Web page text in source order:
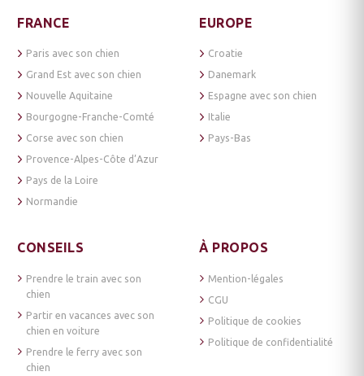
FRANCE
Paris avec son chien
Grand Est avec son chien
Nouvelle Aquitaine
Bourgogne-Franche-Comté
Corse avec son chien
Provence-Alpes-Côte d’Azur
Pays de la Loire
Normandie
EUROPE
Croatie
Danemark
Espagne avec son chien
Italie
Pays-Bas
CONSEILS
Prendre le train avec son
chien
Partir en vacances avec son
chien en voiture
Prendre le ferry avec son
chien
À PROPOS
Mention-légales
CGU
Politique de cookies
Politique de confidentialité